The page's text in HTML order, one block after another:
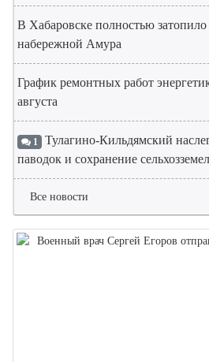
В Хабаровске полностью
набережной Амура
График ремонтных работ
августа
1 Тулагино-Кильдямский
паводок и сохранение
Все новости